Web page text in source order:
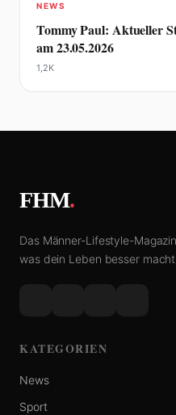
NEWS
Tommy Paul: Aktueller
am 23.05.2026
1,2K
FHM.
Das Männer-Lifestyle-
was dein Leben besser macht.
KATEGORIEN
News
Sport